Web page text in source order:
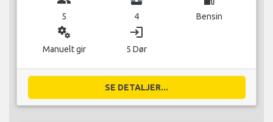
5 4 Bensin
miscellaneous_services
Manuelt gir
login
5 Dør
SE DETALJER...